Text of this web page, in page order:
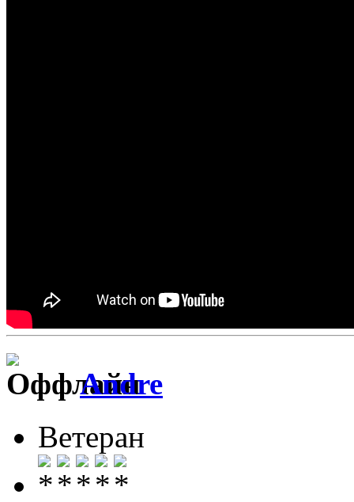
Andre
Ветеран